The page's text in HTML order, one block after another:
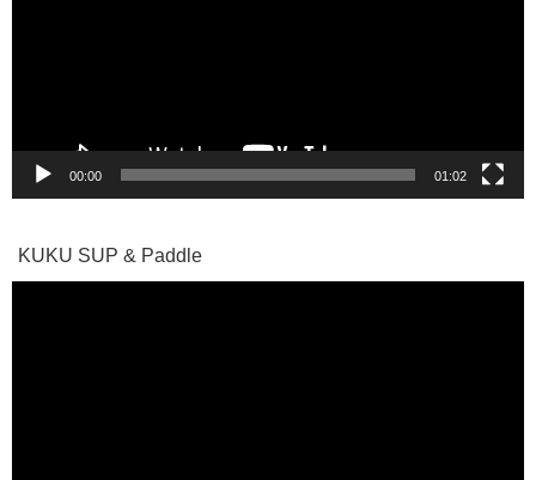
00:00 01:02
KUKU SUP & Paddle